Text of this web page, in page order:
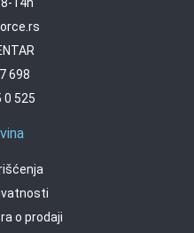
14h
698
0 525
o prodaji